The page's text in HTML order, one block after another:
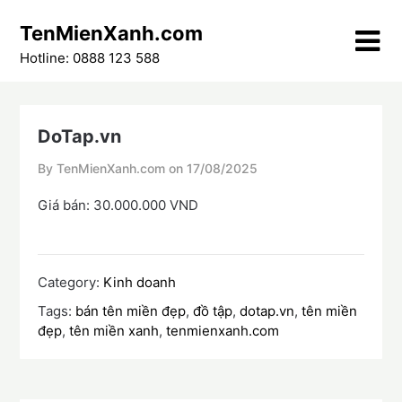
content
TenMienXanh.com
Hotline: 0888 123 588
DoTap.vn
By TenMienXanh.com on 17/08/2025
Giá bán: 30.000.000 VND
Category: Kinh doanh
Tags: bán tên miền đẹp,đồ tập,dotap.vn,tên miền
đẹp,tên miền xanh,tenmienxanh.com